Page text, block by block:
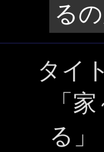
る
タイ
「
る」